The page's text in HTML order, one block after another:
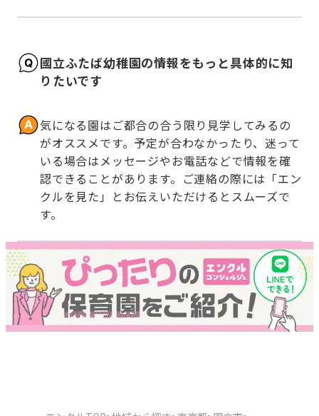
國立ふたば幼稚園の情報をもっと具体的に知
りたいです
気になる園はご都合の合う限り見学してみるの
がオススメです。予定が合わなかったり、迷って
いる場合はメッセージやお電話などで情報を確
認できることがあります。ご連絡の際には「エン
クルを見た」とお伝えいただけるとスムーズで
す。